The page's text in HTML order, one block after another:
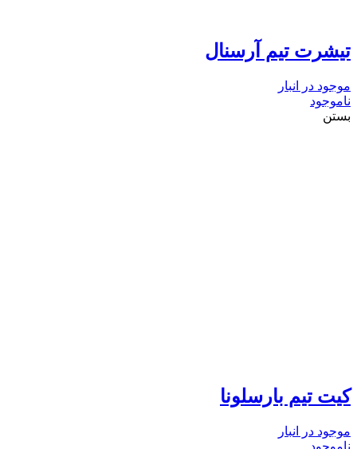
تیشرت تیم آرسنال
موجود در انبار
ناموجود
بستن
کیت تیم بارسلونا
موجود در انبار